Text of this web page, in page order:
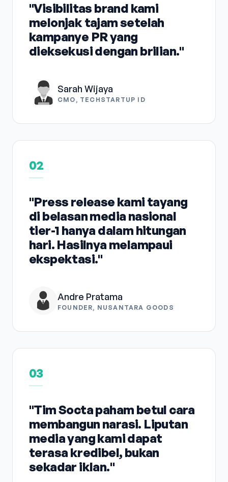
"Visibilitas brand kami
melonjak tajam setelah
kampanye PR yang
dieksekusi dengan brilian."
Sarah Wijaya
CMO, TECHSTARTUP ID
02
"Press release kami tayang
di belasan media nasional
tier-1 hanya dalam hitungan
hari. Hasilnya melampaui
ekspektasi."
Andre Pratama
FOUNDER, NUSANTARA GOODS
03
"Tim Socta paham betul cara
membangun narasi. Liputan
media yang kami dapat
terasa kredibel, bukan
sekadar iklan."